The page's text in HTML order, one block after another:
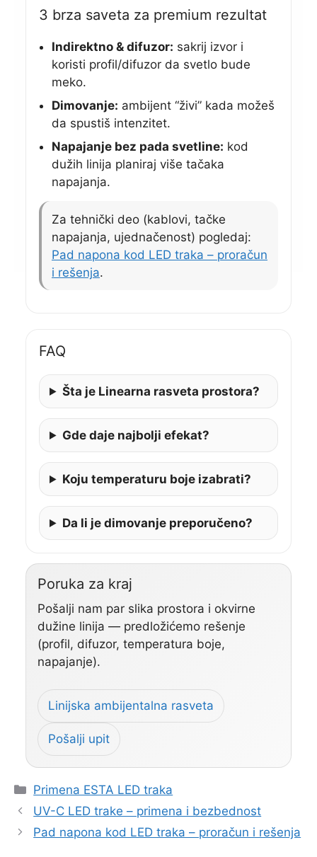
3 brza saveta za premium rezultat
Indirektno & difuzor: sakrij izvor i
koristi profil/difuzor da svetlo bude
meko.
Dimovanje: ambijent “živi” kada možeš
da spustiš intenzitet.
Napajanje bez pada svetline: kod
dužih linija planiraj više tačaka
napajanja.
Za tehnički deo (kablovi, tačke
napajanja, ujednačenost) pogledaj:
Pad napona kod LED traka – proračun
i rešenja.
FAQ
Šta je Linearna rasveta prostora?
Gde daje najbolji efekat?
Koju temperaturu boje izabrati?
Da li je dimovanje preporučeno?
Poruka za kraj
Pošalji nam par slika prostora i okvirne
dužine linija — predložićemo rešenje
(profil, difuzor, temperatura boje,
napajanje).
Linijska ambijentalna rasveta
Pošalji upit
Categories
Primena ESTA LED traka
UV-C LED trake – primena i bezbednost
Pad napona kod LED traka – proračun i rešenja